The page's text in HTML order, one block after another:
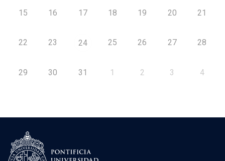
15 16 17 18 19 20 21
22 23 24 25 26 27 28
29 30 31 1 2 3 4